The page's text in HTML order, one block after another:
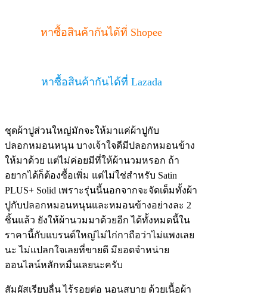
หาซื้อสินค้ากันได้ที่ Shopee
หาซื้อสินค้ากันได้ที่ Lazada
ชุดผ้าปูส่วนใหญ่มักจะให้มาแค่ผ้าปูกับ
ปลอกหมอนหนุน บางเจ้าใจดีมีปลอกหมอนข้าง
ให้มาด้วย แต่ไม่ค่อยมีที่ให้ผ้านวมหรอก ถ้า
อยากได้ก็ต้องซื้อเพิ่ม แต่ไม่ใช่สำหรับ Satin
PLUS+ Solid เพราะรุ่นนี้นอกจากจะจัดเต็มทั้งผ้า
ปูกับปลอกหมอนหนุนและหมอนข้างอย่างละ 2
ชิ้นแล้ว ยังให้ผ้านวมมาด้วยอีก ได้ทั้งหมดนี้ใน
ราคานี้กับแบรนด์ใหญ่ไม่ไก่กาถือว่าไม่แพงเลย
นะ ไม่แปลกใจเลยที่ขายดี มียอดจำหน่าย
ออนไลน์หลักหมื่นเลยนะครับ
สัมผัสเรียบลื่น ไร้รอยต่อ นอนสบาย ด้วยเนื้อผ้า